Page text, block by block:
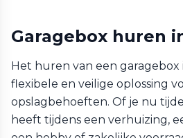
Garagebox huren
Het huren van een garagebox
flexibele en veilige oplossing
opslagbehoeften. Of je nu
heeft tijdens een verhuizing,